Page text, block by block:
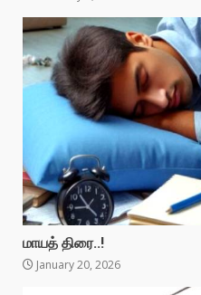
மாயத் திரை..!
January 20, 2026